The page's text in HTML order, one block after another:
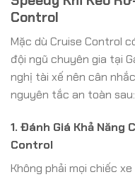
Control
Mặc dù Cruise Control
đội ngũ chuyên gia tại
nghị tài xế nên cân
nguyên tắc an toàn sau:
1. Đánh Giá Khả Năng
Control
Không phải mọi chiếc